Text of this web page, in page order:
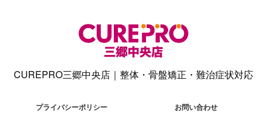
CUREPRO三郷中央店｜整体・骨盤矯正・難治症状対応
プライバシーポリシー お問い合わせ